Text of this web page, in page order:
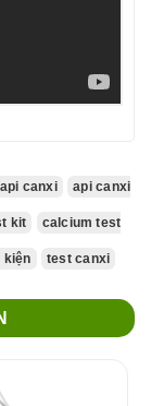
api canxi api canxi
kit calcium test
kiện test canxi